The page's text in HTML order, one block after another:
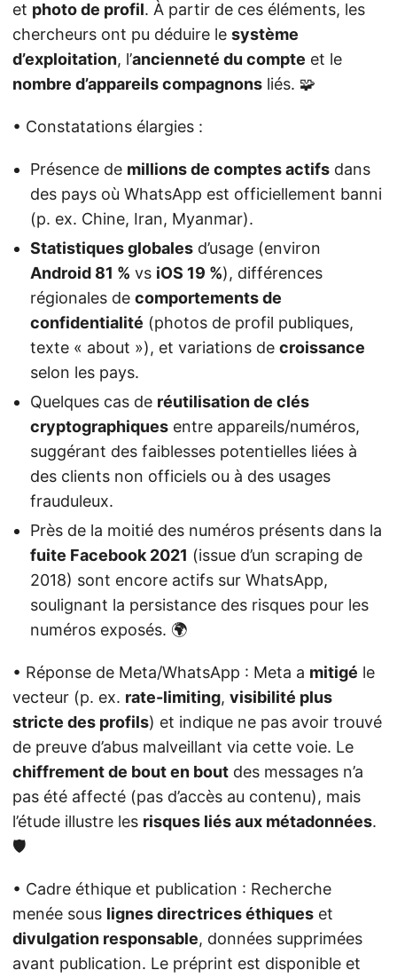
et photo de profil. À partir de ces éléments, les
chercheurs ont pu déduire le système
d’exploitation, l’ancienneté du compte et le
nombre d’appareils compagnons liés. 🧩
• Constatations élargies :
Présence de millions de comptes actifs dans
des pays où WhatsApp est officiellement banni
(p. ex. Chine, Iran, Myanmar).
Statistiques globales d’usage (environ
Android 81 % vs iOS 19 %), différences
régionales de comportements de
confidentialité (photos de profil publiques,
texte « about »), et variations de croissance
selon les pays.
Quelques cas de réutilisation de clés
cryptographiques entre appareils/numéros,
suggérant des faiblesses potentielles liées à
des clients non officiels ou à des usages
frauduleux.
Près de la moitié des numéros présents dans la
fuite Facebook 2021 (issue d’un scraping de
2018) sont encore actifs sur WhatsApp,
soulignant la persistance des risques pour les
numéros exposés. 🌍
• Réponse de Meta/WhatsApp : Meta a mitigé le
vecteur (p. ex. rate-limiting, visibilité plus
stricte des profils) et indique ne pas avoir trouvé
de preuve d’abus malveillant via cette voie. Le
chiffrement de bout en bout des messages n’a
pas été affecté (pas d’accès au contenu), mais
l’étude illustre les risques liés aux métadonnées.
🛡️
• Cadre éthique et publication : Recherche
menée sous lignes directrices éthiques et
divulgation responsable, données supprimées
avant publication. Le préprint est disponible et